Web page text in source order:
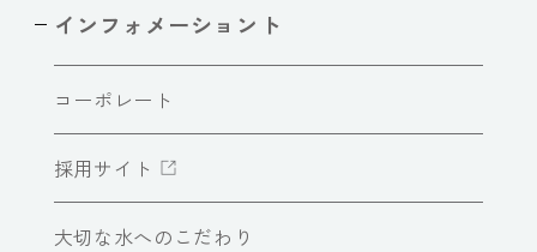
インフォメーショント
コーポレート
採用サイト
大切な水へのこだわり